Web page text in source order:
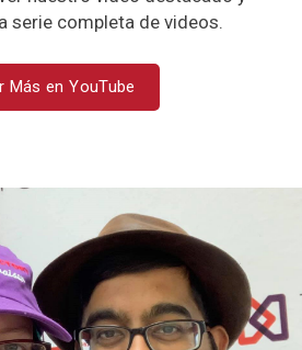
serie completa de videos.
Más en YouTube